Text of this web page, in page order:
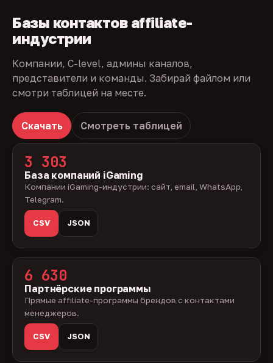
Базы контактов affiliate-
индустрии
Компании, C-level, админы каналов,
представители и команды. Забирай файлом или
смотри таблицей на месте.
Скачать Смотреть таблицей
3 303
База компаний iGaming
Компании iGaming-индустрии: сайт, email, WhatsApp,
Telegram.
CSV JSON
6 630
Партнёрские программы
Прямые affiliate-программы брендов с контактами
менеджеров.
CSV JSON